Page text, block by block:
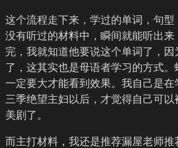
这个流程走下来，学过的单词，句
没有听过的材料中，瞬间就能听出
完，我就知道他要说这个单词了，因
了，这其实也是母语者学习的方式
一定要大才能看到效果。我自己是在
三季绝望主妇以后，才觉得自己可以
美剧了。
而主打材料，我还是推荐漏屋老师